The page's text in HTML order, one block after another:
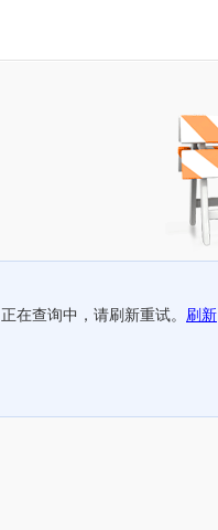
正在查询中，请刷新重试。 刷新